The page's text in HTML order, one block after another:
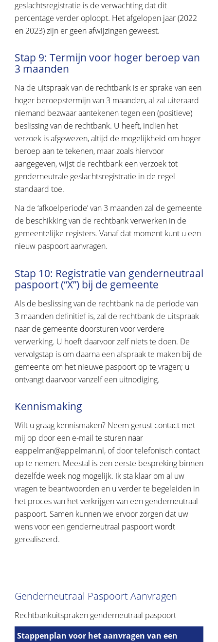
geslachtsregistratie is de verwachting dat dit
percentage verder oploopt. Het afgelopen jaar (2022
en 2023) zijn er geen afwijzingen geweest.
Stap 9: Termijn voor hoger beroep van
3 maanden
Na de uitspraak van de rechtbank is er sprake van een
hoger beroepstermijn van 3 maanden, al zal uiteraard
niemand bezwaar aantekenen tegen een (positieve)
beslissing van de rechtbank. U heeft, indien het
verzoek is afgewezen, altijd de mogelijkheid om hoger
beroep aan te tekenen, maar zoals hiervoor
aangegeven, wijst de rechtbank een verzoek tot
genderneutrale geslachtsregistratie in de regel
standaard toe.
Na de ‘afkoelperiode’ van 3 maanden zal de gemeente
de beschikking van de rechtbank verwerken in de
gemeentelijke registers. Vanaf dat moment kunt u een
nieuw paspoort aanvragen.
Stap 10: Registratie van genderneutraal
paspoort (“X”) bij de gemeente
Als de beslissing van de rechtbank na de periode van
3 maanden definitief is, zal de rechtbank de uitspraak
naar de gemeente doorsturen voor verdere
verwerking. U hoeft daarvoor zelf niets te doen. De
vervolgstap is om daarna een afspraak te maken bij de
gemeente om het nieuwe paspoort op te vragen; u
ontvangt daarvoor vanzelf een uitnodiging.
Kennismaking
Wilt u graag kennismaken? Neem gerust contact met
mij op door een e-mail te sturen naar
eappelman@appelman.nl, of door telefonisch contact
op te nemen. Meestal is een eerste bespreking binnen
dezelfde week nog mogelijk. Ik sta klaar om al uw
vragen te beantwoorden en u verder te begeleiden in
het proces van het verkrijgen van een genderneutraal
paspoort. Samen kunnen we ervoor zorgen dat uw
wens voor een genderneutraal paspoort wordt
gerealiseerd.
Genderneutraal Paspoort Aanvragen
Rechtbankuitspraken genderneutraal paspoort
Stappenplan voor het aanvragen van een